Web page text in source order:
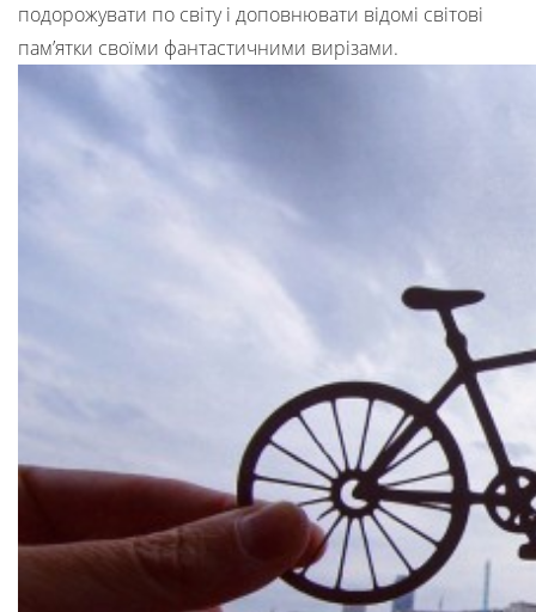
подорожувати по світу і доповнювати відомі світові
пам’ятки своїми фантастичними вирізами.